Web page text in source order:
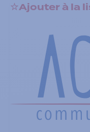
Ajouter à la